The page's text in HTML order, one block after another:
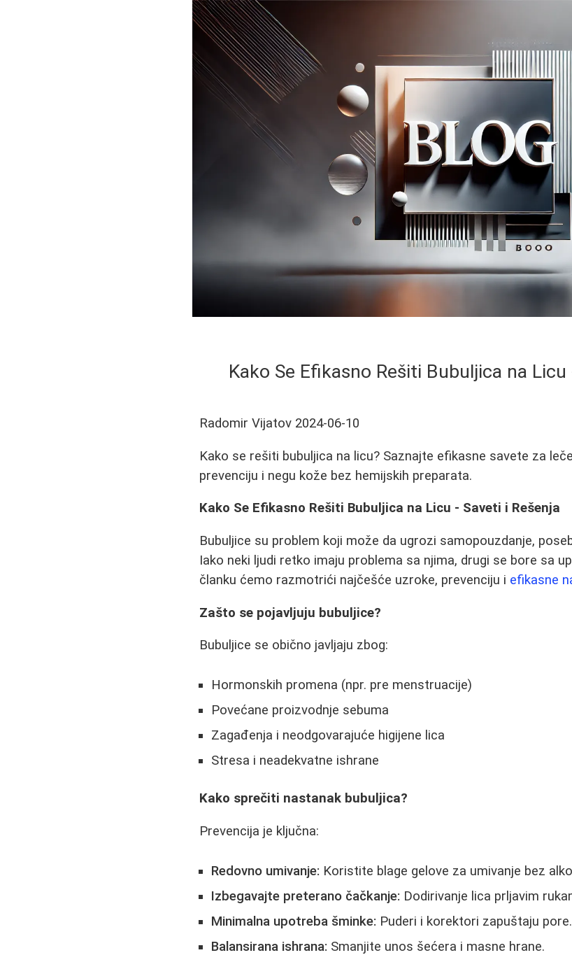
Kako Se Efikasno Rešiti Bubuljica na Licu
Radomir Vijatov 2024-06-10
Kako se rešiti bubuljica na licu? Saznajte efikasne savete za
prevenciju i negu kože bez hemijskih preparata.
Kako Se Efikasno Rešiti Bubuljica na Licu - Saveti i Rešenja
Bubuljice su problem koji može da ugrozi samopouzdanje,
Iako neki ljudi retko imaju problema sa njima, drugi se bore sa
članku ćemo razmotrići najčešće uzroke, prevenciju i efikasne
Zašto se pojavljuju bubuljice?
Bubuljice se obično javljaju zbog:
Hormonskih promena (npr. pre menstruacije)
Povećane proizvodnje sebuma
Zagađenja i neodgovarajuće higijene lica
Stresa i neadekvatne ishrane
Kako sprečiti nastanak bubuljica?
Prevencija je ključna:
Redovno umivanje: Koristite blage gelove za umivanje bez
Izbegavajte preterano čačkanje: Dodirivanje lica prljavim
Minimalna upotreba šminke: Puderi i korektori zapuštaju pore.
Balansirana ishrana: Smanjite unos šećera i masne hrane.